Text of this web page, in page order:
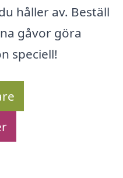
håller av. Beställ
gåvor göra
speciell!